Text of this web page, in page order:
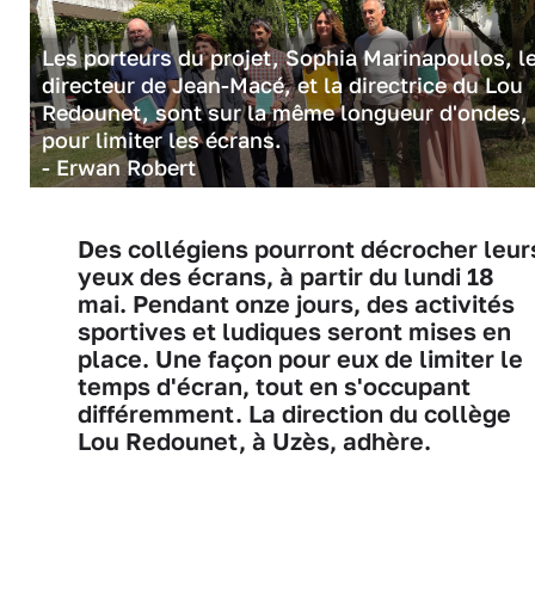
Les porteurs du projet, Sophia Marinapoulos,
directeur de Jean-Macé, et la directrice du Lou
Redounet, sont sur la même longueur d'ondes,
pour limiter les écrans.
- Erwan Robert
Des collégiens pourront décrocher
yeux des écrans, à partir du lundi 18
mai. Pendant onze jours, des activités
sportives et ludiques seront mises en
place. Une façon pour eux de limiter le
temps d'écran, tout en s'occupant
différemment. La direction du collège
Lou Redounet, à Uzès, adhère.